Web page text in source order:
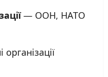
— ООН, НАТО